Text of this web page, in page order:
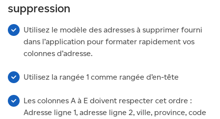
suppression
Utilisez le modèle des adresses à supprimer fourni
dans l’application pour formater rapidement vos
colonnes d’adresse.
Utilisez la rangée 1 comme rangée d’en-tête
Les colonnes A à E doivent respecter cet ordre :
Adresse ligne 1, adresse ligne 2, ville, province, code